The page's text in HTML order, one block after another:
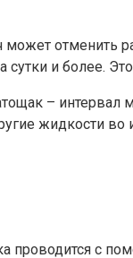
отменить
и более.
–
жидкости
проводится с